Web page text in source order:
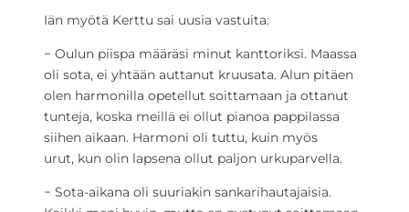
Iän myötä Kerttu sai uusia vastuita:
− Oulun piispa määräsi minut kanttoriksi. Maassa
oli sota, ei yhtään auttanut kruusata. Alun pitäen
olen harmonilla opetellut soittamaan ja ottanut
tunteja, koska meillä ei ollut pianoa pappilassa
siihen aikaan. Harmoni oli tuttu, kuin myös
urut, kun olin lapsena ollut paljon urkuparvella.
− Sota-aikana oli suuriakin sankarihautajaisia.